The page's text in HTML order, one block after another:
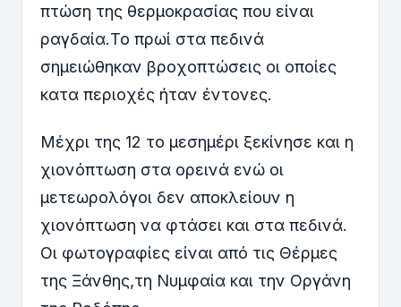
πτώση της θερμοκρασίας που είναι
ραγδαία.Το πρωί στα πεδινά
σημειώθηκαν βροχοπτώσεις οι οποίες
κατα περιοχές ήταν έντονες.
Μέχρι της 12 το μεσημέρι ξεκίνησε και η
χιονόπτωση στα ορεινά ενώ οι
μετεωρολόγοι δεν αποκλείουν η
χιονόπτωση να φτάσει και στα πεδινά.
Οι φωτογραφίες είναι από τις Θέρμες
της Ξάνθης,τη Νυμφαία και την Οργάνη